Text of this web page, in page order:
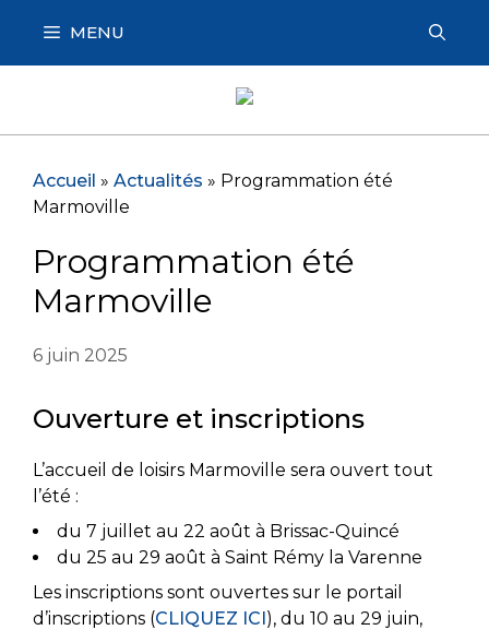
contenu
MENU
Accueil » Actualités » Programmation été
Marmoville
Programmation été
Marmoville
6 juin 2025
Ouverture et inscriptions
L’accueil de loisirs Marmoville sera ouvert tout
l’été :
du 7 juillet au 22 août à Brissac-Quincé
du 25 au 29 août à Saint Rémy la Varenne
Les inscriptions sont ouvertes sur le portail
d’inscriptions (CLIQUEZ ICI), du 10 au 29 juin,